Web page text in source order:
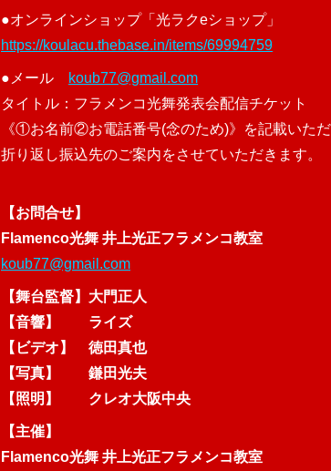
●オンラインショップ「光ラクeショップ」
https://koulacu.thebase.in/items/69994759
●メール
koub77@gmail.com
タイトル：フラメンコ光舞発表会配信チケット
《①お名前②お電話番号(念のため)》を記載いただ
折り返し振込先のご案内をさせていただきます。
【お問合せ】
Flamenco光舞 井上光正フラメンコ教室
koub77@gmail.com
【舞台監督】 大門正人
【音響】 ライズ
【ビデオ】 徳田真也
【写真】 鎌田光夫
【照明】 クレオ大阪中央
【主催】
Flamenco光舞 井上光正フラメンコ教室